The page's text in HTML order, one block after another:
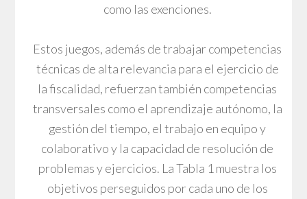
como las exenciones.
Estos juegos, además de trabajar competencias
técnicas de alta relevancia para el ejercicio de
la fiscalidad, refuerzan también competencias
transversales como el aprendizaje autónomo, la
gestión del tiempo, el trabajo en equipo y
colaborativo y la capacidad de resolución de
problemas y ejercicios. La Tabla 1 muestra los
objetivos perseguidos por cada uno de los